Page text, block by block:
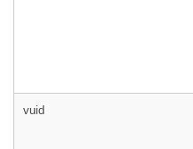
vuid